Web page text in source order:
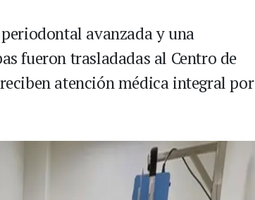
avanzada y una
fueron trasladadas al Centro de
atención médica integral por